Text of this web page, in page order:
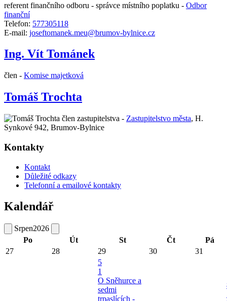
referent finančního odboru - správce místního poplatku - Odbor
finanční
Telefon: 577305118
E-mail: joseftomanek.meu@brumov-bylnice.cz
Ing. Vít Tománek
člen - Komise majetková
Tomáš Trochta
člen zastupitelstva - Zastupitelstvo města, H.
Synkové 942, Brumov-Bylnice
Kontakty
Kontakt
Důležité odkazy
Telefonní a emailové kontakty
Kalendář
Srpen2026
Po
Út St Čt
Pá
27
28 29 30 31
5
1
O Sněhurce a
sedmi
trpaslících -